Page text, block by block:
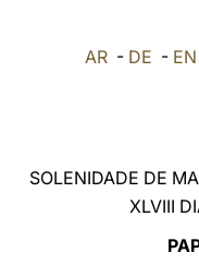
AR- DE - EN
SOLENIDADE DE
XLVIII